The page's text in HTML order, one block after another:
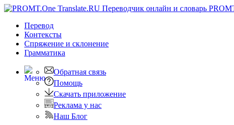
Перевод
Контексты
Спряжение и склонение
Грамматика
Обратная связь
Помощь
Скачать приложение
Реклама у нас
Наш Блог